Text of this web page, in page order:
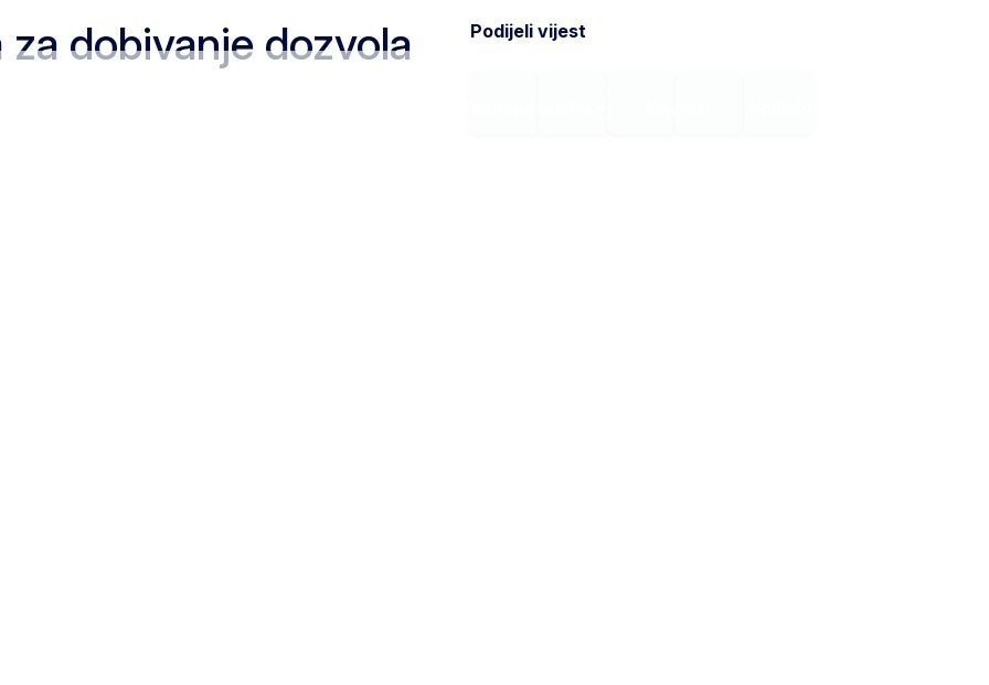
dobivanje dozvola Podijeli vijest